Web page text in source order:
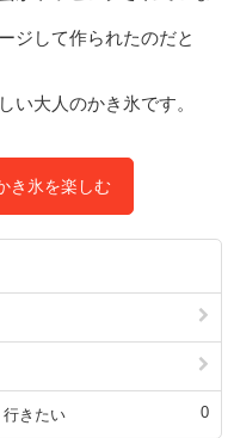
ジして作られたのだと
い大人のかき氷です。
き氷を楽しむ
行きたい 0